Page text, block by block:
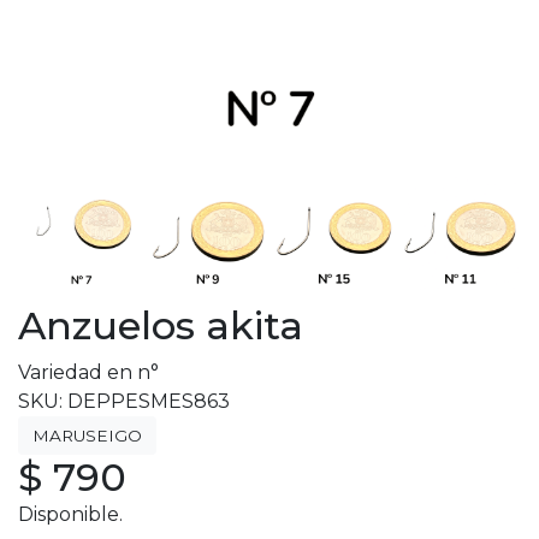
Anzuelos akita
Variedad en n°
SKU: DEPPESMES863
MARUSEIGO
$ 790
Disponible.